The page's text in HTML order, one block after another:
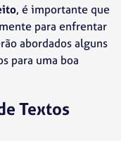
, é importante que
para enfrentar
abordados alguns
para uma boa
Textos